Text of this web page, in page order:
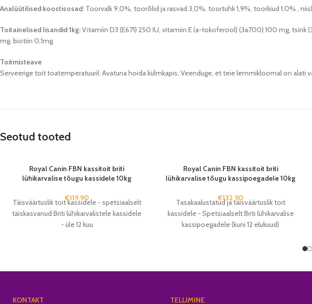
Analüütilised koostisosad: Toorvalk 9,0%, toorõlid ja rasvad 3,0%, toortuhk 1,9%, toorkiud 1,0% ,
Toitainelised lisandid 1kg:Vitamiin D3 (E671) 250 IU, vitamiin E (a-tokoferool) (3a700) 100 mg, tsink
mg, biotiin 0,1mg.
Toitmisteave
Serveerige toit toatemperatuuril. Avatuna hoida külmkapis. Veenduge, et teie lemmikloomal on alati
Seotud tooted
Royal Canin FBN kassitoit briti
lühikarvalise tõugu kassidele 10kg
€119,90
Täisväärtuslik toit kassidele - spetsiaalselt
täiskasvanud Briti lühikarvalistele kassidele
- üle 12 kuu
Royal Canin FBN kassitoit briti
lühikarvalise tõugu kassipoegadele 10kg
€132,90
Tasakaalustatud ja täisväärtuslik toit
kassidele - Spetsiaalselt Briti lühikarvalise
kassipoegadele (kuni 12 elukuud)
KONTAKT TELLIMINE